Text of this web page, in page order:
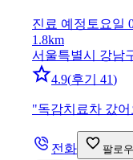
진료 예정 토요일
1.8km
서울특별시 강남
4.9(후기 41)
"독감치료차 갔
전화 팔로우